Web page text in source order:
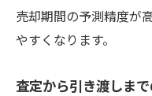
売却期間の予測精度が
やすくなります。
査定から引き渡しま